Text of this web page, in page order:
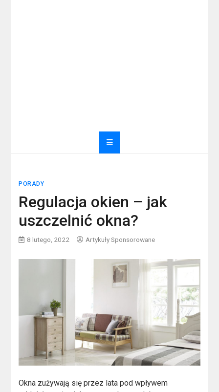
PORADY
Regulacja okien – jak
uszczelnić okna?
8 lutego, 2022 Artykuły Sponsorowane
Okna zużywają się przez lata pod wpływem